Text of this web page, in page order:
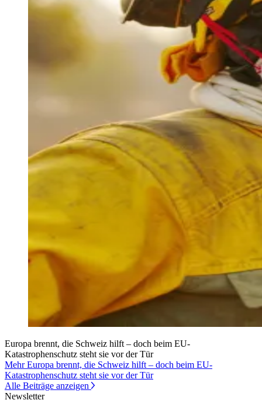
Europa brennt, die Schweiz hilft – doch beim EU-
Katastrophenschutz steht sie vor der Tür
Mehr Europa brennt, die Schweiz hilft – doch beim EU-
Katastrophenschutz steht sie vor der Tür
Alle Beiträge anzeigen
Newsletter